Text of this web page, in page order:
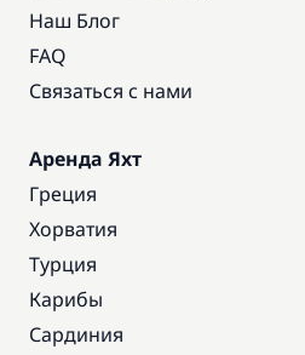
Наш Блог
FAQ
Связаться с нами
Аренда Яхт
Греция
Хорватия
Турция
Карибы
Сардиния